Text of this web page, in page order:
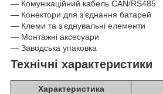
— Комунікаційний кабель CAN/RS485
— Конектори для з’єднання батарей
— Клеми та з’єднувальні елементи
— Монтажні аксесуари
— Заводська упаковка
Технічні характеристики
Характеристика